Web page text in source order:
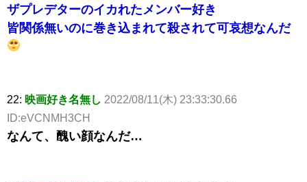
ザプレデターのイカれたメンバー好き
皆関係無いのに巻き込まれて殺されて可哀想なんだ
22: 映画好き名無し 2022/08/11(木) 23:33:30.66
ID:eVCNMH3CH
なんて、醜い顔なんだ…